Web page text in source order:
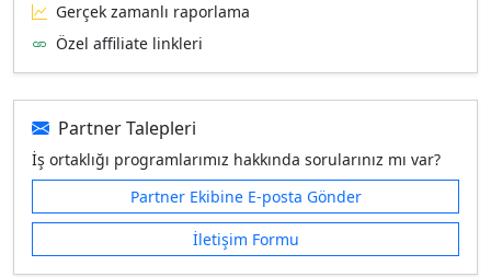
Gerçek zamanlı raporlama
Özel affiliate linkleri
Partner Talepleri
İş ortaklığı programlarımız hakkında sorularınız mı var?
Partner Ekibine E‑posta Gönder
İletişim Formu